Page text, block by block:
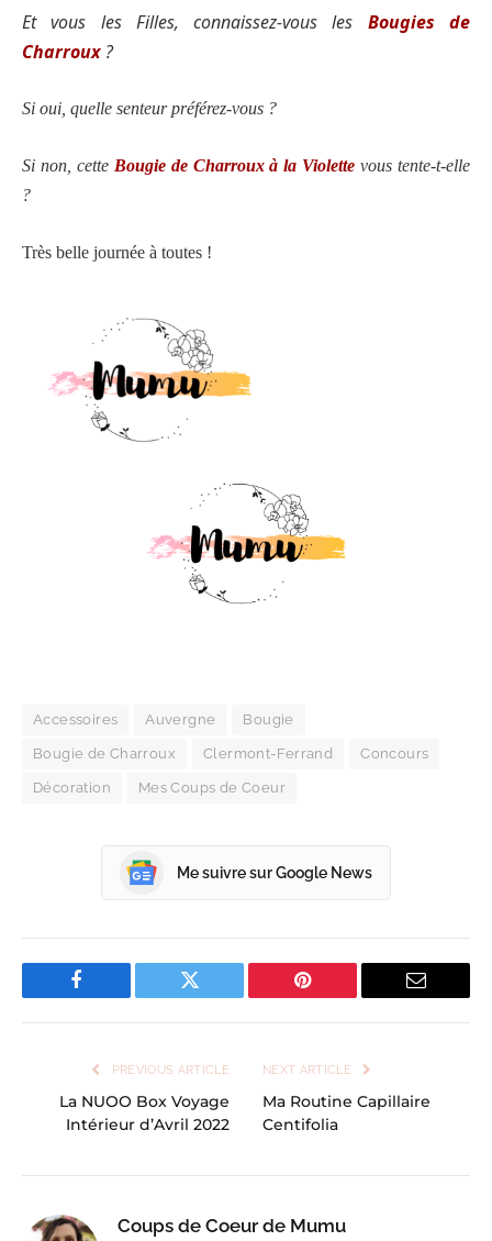
Et vous les Filles, connaissez-vous les Bougies de
Charroux ?
Si oui, quelle senteur préférez-vous ?
Si non, cette Bougie de Charroux à la Violette vous tente-t-elle
?
Très belle journée à toutes !
Accessoires Auvergne Bougie
Bougie de Charroux Clermont-Ferrand Concours
Décoration Mes Coups de Coeur
Me suivre sur Google News
Facebook Twitter Pinterest Email
PREVIOUS ARTICLE
La NUOO Box Voyage
Intérieur d’Avril 2022
NEXT ARTICLE
Ma Routine Capillaire
Centifolia
Coups de Coeur de Mumu